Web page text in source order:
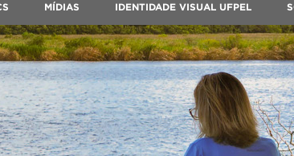
MÍDIAS IDENTIDADE VISUAL UFPEL